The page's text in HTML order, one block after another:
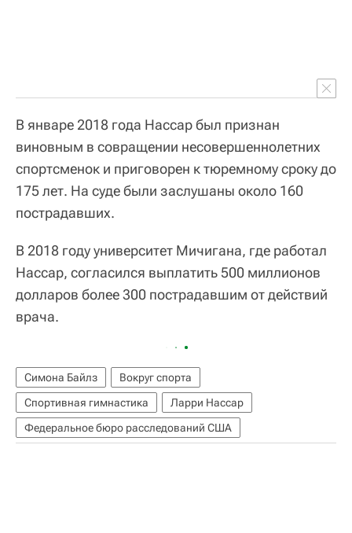
В январе 2018 года Нассар был признан
виновным в совращении несовершеннолетних
спортсменок и приговорен к тюремному сроку до
175 лет. На суде были заслушаны около 160
пострадавших.
В 2018 году университет Мичигана, где работал
Нассар, согласился выплатить 500 миллионов
долларов более 300 пострадавшим от действий
врача.
Симона Байлз
Вокруг спорта
Спортивная гимнастика
Ларри Нассар
Федеральное бюро расследований США